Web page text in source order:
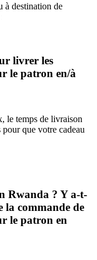
à destination de
livrer les
le patron en/à
le temps de livraison
que votre cadeau
Rwanda ? Y a-t-
la commande de
le patron en